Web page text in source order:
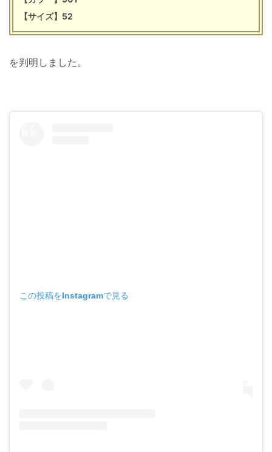
【サイズ】52
を判明しました。
この投稿をInstagramで見る